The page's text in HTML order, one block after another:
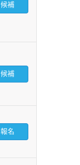
候補
候補
報名